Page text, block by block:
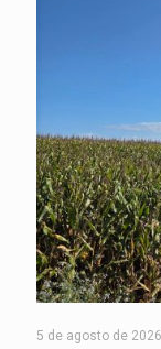
5 de agosto de 2026